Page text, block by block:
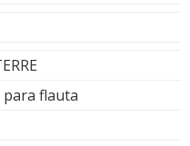
flauta